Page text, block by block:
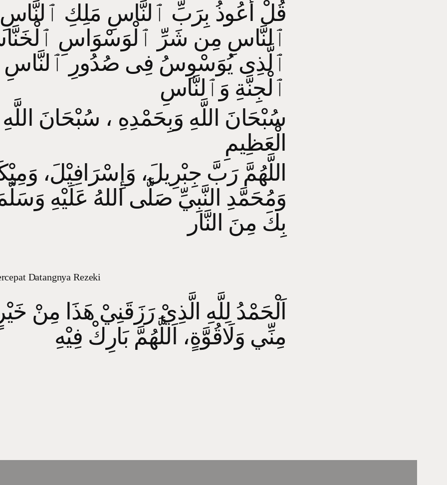
قُلْ أَعُوذُ بِرَبِّ ٱلنَّاسِ مَلِكِ ٱلنَّاسِ
ٱلنَّاسِ مِن شَرِّ ٱلْوَسْوَاسِ
ٱلَّذِى يُوَسْوِسُ فِى صُدُورِ
ٱلْجِنَّةِ وَٱلنَّاسِ
الْعَظِيمِ
اللَّهُمَّ رَبَّ جِبْرِيلَ، وَإِسْرَافِيْلَ،
وَمُحَمَّدِ النَّبِيِّ صَلَّى اللهُ عَلَيْهِ
بِكَ مِنَ النَّار
Datangnya Rezeki
اَلْحَمْدُ لِلَّهِ الَّذِيْ رَزَقَنِيْ هَذَا مِنْ
مِنِّي وَلَاقُوَّةٍ، اَللَّهُمَّ بَارِكْ فِيْهِ